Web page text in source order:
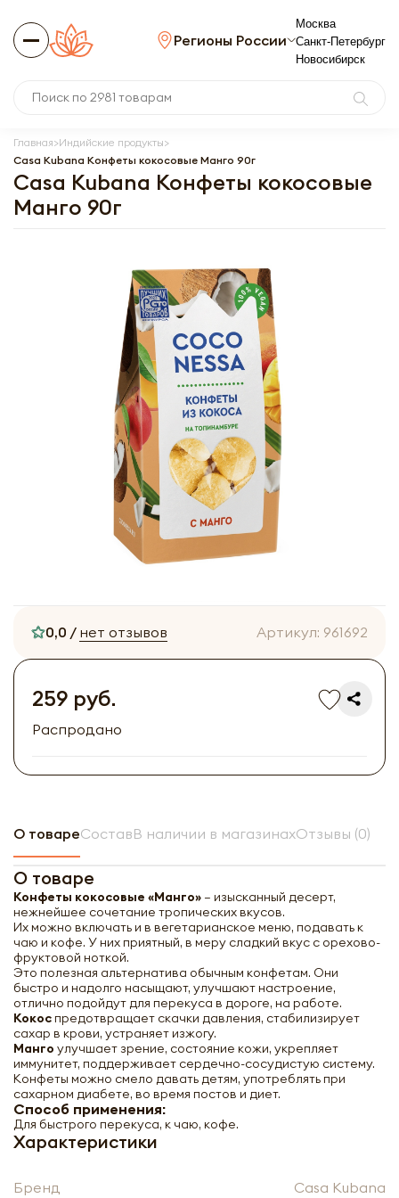
Регионы России
Москва
Санкт-Петербург
Новосибирск
Главная Индийские продукты
Casa Kubana Конфеты кокосовые Манго 90г
Casa Kubana Конфеты кокосовые
Манго 90г
0,0 / нет отзывов Артикул: 961692
259 руб.
Распродано
О товареСоставВ наличии в магазинахОтзывы (0)
О товаре
Конфеты кокосовые «Манго» – изысканный десерт,
нежнейшее сочетание тропических вкусов.
Их можно включать и в вегетарианское меню, подавать к
чаю и кофе. У них приятный, в меру сладкий вкус с орехово-
фруктовой ноткой.
Это полезная альтернатива обычным конфетам. Они
быстро и надолго насыщают, улучшают настроение,
отлично подойдут для перекуса в дороге, на работе.
Кокоспредотвращает скачки давления, стабилизирует
сахар в крови, устраняет изжогу.
Манго улучшает зрение, состояние кожи, укрепляет
иммунитет, поддерживает сердечно-сосудистую систему.
Конфеты можно смело давать детям, употреблять при
сахарном диабете, во время постов и диет.
Способ применения:
Для быстрого перекуса, к чаю, кофе.
Характеристики
Бренд Casa Kubana
Casa Kubana Конфеты кокосовые